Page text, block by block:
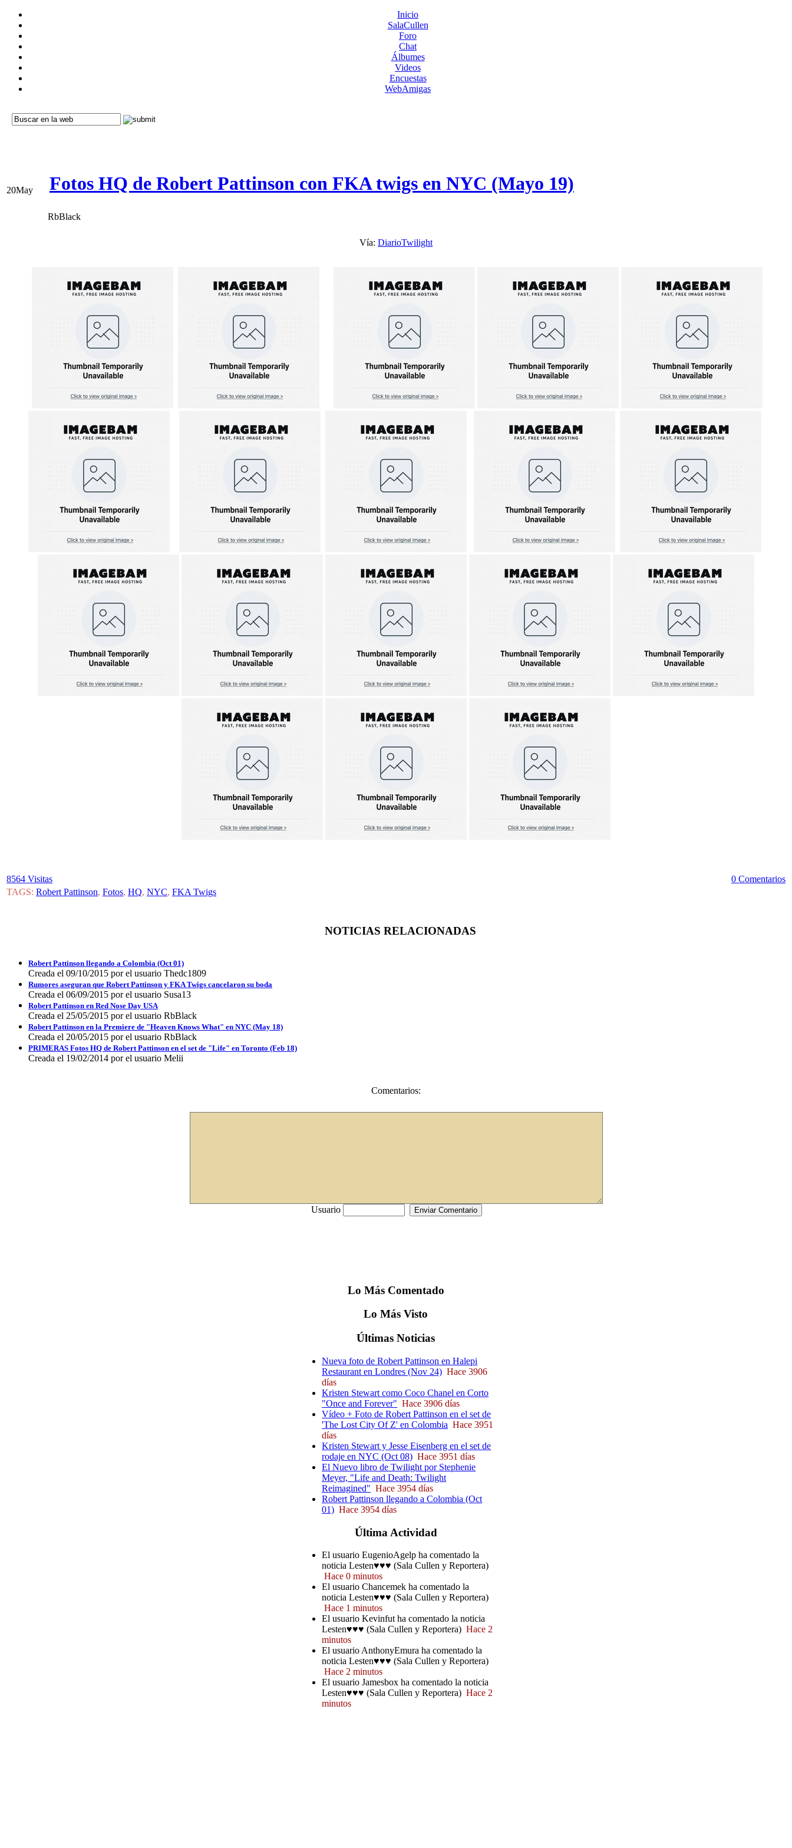
Inicio
SalaCullen
Foro
Chat
Álbumes
Videos
Encuestas
WebAmigas
20May Fotos HQ de Robert Pattinson con FKA twigs en NYC (Mayo 19)
RbBlack
Vía: DiarioTwilight
8564 Visitas
0 Comentarios
TAGS: Robert Pattinson, Fotos, HQ, NYC, FKA Twigs
NOTICIAS RELACIONADAS
Robert Pattinson llegando a Colombia (Oct 01)
Creada el 09/10/2015 por el usuario Thedc1809
Rumores aseguran que Robert Pattinson y FKA Twigs cancelaron su boda
Creada el 06/09/2015 por el usuario Susa13
Robert Pattinson en Red Nose Day USA
Creada el 25/05/2015 por el usuario RbBlack
Robert Pattinson en la Premiere de "Heaven Knows What" en NYC (May 18)
Creada el 20/05/2015 por el usuario RbBlack
PRIMERAS Fotos HQ de Robert Pattinson en el set de "Life" en Toronto (Feb 18)
Creada el 19/02/2014 por el usuario Melii
Comentarios:
Usuario
Lo MásComentado
LoMás Visto
Últimas Noticias
Nueva foto de Robert Pattinson en Halepi
Restaurant en Londres (Nov 24) Hace 3906
días
Kristen Stewart como Coco Chanel en Corto
"Once and Forever" Hace 3906 días
Vídeo + Foto de Robert Pattinson en el set de
'The Lost City Of Z' en Colombia Hace 3951
días
Kristen Stewart y Jesse Eisenberg en el set de
rodaje en NYC (Oct 08) Hace 3951 días
El Nuevo libro de Twilight por Stephenie
Meyer, "Life and Death: Twilight
Reimagined" Hace 3954 días
Robert Pattinson llegando a Colombia (Oct
01) Hace 3954 días
Última Actividad
El usuario EugenioAgelp ha comentado la
noticia Lesten♥♥♥ (Sala Cullen y Reportera)
Hace 0 minutos
El usuario Chancemek ha comentado la
noticia Lesten♥♥♥ (Sala Cullen y Reportera)
Hace 1 minutos
El usuario Kevinfut ha comentado la noticia
Lesten♥♥♥ (Sala Cullen y Reportera) Hace 2
minutos
El usuario AnthonyEmura ha comentado la
noticia Lesten♥♥♥ (Sala Cullen y Reportera)
Hace 2 minutos
El usuario Jamesbox ha comentado la noticia
Lesten♥♥♥ (Sala Cullen y Reportera) Hace 2
minutos